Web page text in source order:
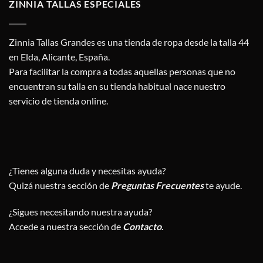
ZINNIA TALLAS ESPECIALES
Zinnia Tallas Grandes es una tienda de ropa desde la talla 44
en Elda, Alicante, España.
Para facilitar la compra a todas aquellas personas que no
encuentran su talla en su tienda habitual nace nuestro
servicio de tienda online.
¿Tienes alguna duda y necesitas ayuda?
Quizá nuestra sección de Preguntas Frecuenteste ayude.
¿Sigues necesitando nuestra ayuda?
Accede a nuestra sección de Contacto.